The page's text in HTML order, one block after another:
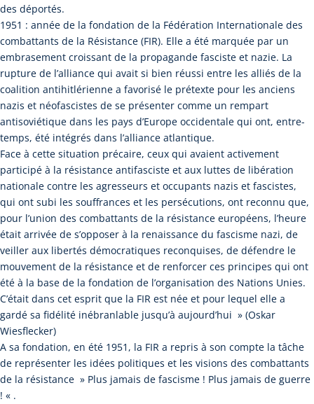
des déportés.
1951 : année de la fondation de la Fédération Internationale des
combattants de la Résistance (FIR). Elle a été marquée par un
embrasement croissant de la propagande fasciste et nazie. La
rupture de l’alliance qui avait si bien réussi entre les alliés de la
coalition antihitlérienne a favorisé le prétexte pour les anciens
nazis et néofascistes de se présenter comme un rempart
antisoviétique dans les pays d’Europe occidentale qui ont, entre-
temps, été intégrés dans l’alliance atlantique.
Face à cette situation précaire, ceux qui avaient activement
participé à la résistance antifasciste et aux luttes de libération
nationale contre les agresseurs et occupants nazis et fascistes,
qui ont subi les souffrances et les persécutions, ont reconnu que,
pour l’union des combattants de la résistance européens, l’heure
était arrivée de s’opposer à la renaissance du fascisme nazi, de
veiller aux libertés démocratiques reconquises, de défendre le
mouvement de la résistance et de renforcer ces principes qui ont
été à la base de la fondation de l’organisation des Nations Unies.
C’était dans cet esprit que la FIR est née et pour lequel elle a
gardé sa fidélité inébranlable jusqu’à aujourd’hui » (Oskar
Wiesflecker)
A sa fondation, en été 1951, la FIR a repris à son compte la tâche
de représenter les idées politiques et les visions des combattants
de la résistance » Plus jamais de fascisme ! Plus jamais de guerre
! « .